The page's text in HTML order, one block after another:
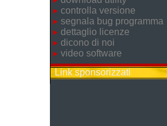
controlla versione
segnala bug programma
dettaglio licenze
dicono di noi
video software
Link sponsorizzati